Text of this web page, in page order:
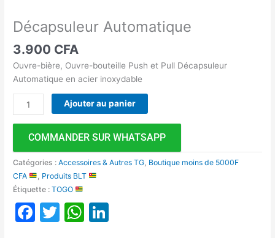
Décapsuleur Automatique
3.900 CFA
Ouvre-bière, Ouvre-bouteille Push et Pull Décapsuleur
Automatique en acier inoxydable
Ajouter au panier
COMMANDER SUR WHATSAPP
Catégories :Accessoires & Autres TG, Boutique moins de 5000F
CFA
, Produits BLT
Étiquette :TOGO
Facebook
TwitterWhatsApp